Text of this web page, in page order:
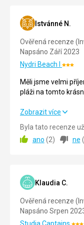
vždy
znovu
zrekonstruovali.
Místo
nabízí
krásný
výhled
okolí.
zde
také
vystavuje
byzantské
ikony,
staré
rukopisy
jsou
jedny
nejlepších
ostrově.
Nenáročné
přístup
Istvánné N.
Ověřená recenze
Napsáno Září 2023
Nydri Beach I
3/5
Měli jsme velmi
pláži na tomto
Měli jsme velmi
Strava
Okolí
Služby
Cena
Zobrazit více
Byla tato recenze
ano (2) ne (
Klaudia C.
Ověřená recenze
Napsáno Srpen
Studia Captains